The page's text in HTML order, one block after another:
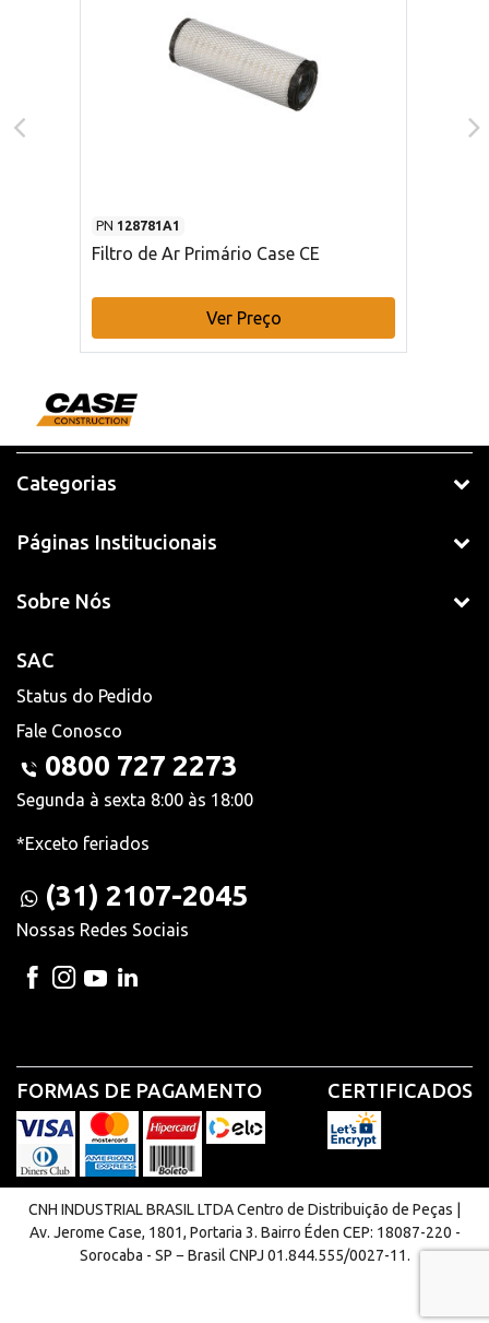
PN 128781A1
Filtro de Ar Primário Case CE
Ver Preço
Categorias
Páginas Institucionais
Sobre Nós
SAC
Status do Pedido
Fale Conosco
0800 727 2273
Segunda à sexta 8:00 às 18:00
*Exceto feriados
(31) 2107-2045
Nossas Redes Sociais
FORMAS DE PAGAMENTO CERTIFICADOS
CNH INDUSTRIAL BRASIL LTDA Centro de Distribuição de Peças |
Av. Jerome Case, 1801, Portaria 3. Bairro Éden CEP: 18087-220 -
Sorocaba - SP − Brasil CNPJ 01.844.555/0027-11.